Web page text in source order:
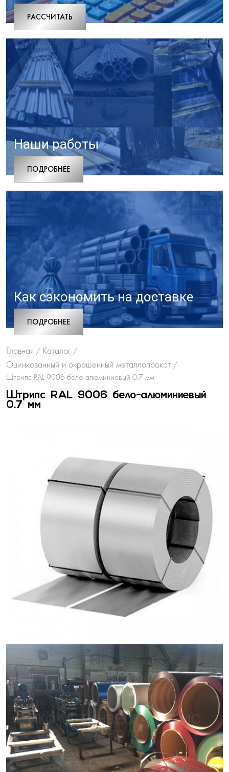
РАCСЧИТАТЬ
Наши работы
ПОДРОБНЕЕ
Как сэкономить на доставке
ПОДРОБНЕЕ
Главная / Каталог /
Оцинкованный и окрашенный металлопрокат /
Штрипс RAL 9006 бело-алюминиевый 0.7 мм
Штрипс RAL 9006 бело-алюминиевый
0.7 мм